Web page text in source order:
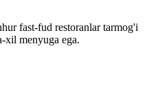
fast-fud restoranlar tarmog'i
xil menyuga ega.